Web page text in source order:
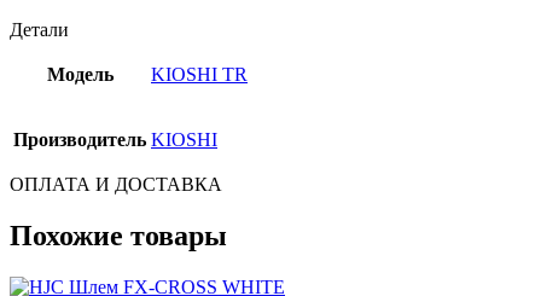
Детали
Модель KIOSHI TR
Производитель KIOSHI
ОПЛАТА И ДОСТАВКА
Похожие товары